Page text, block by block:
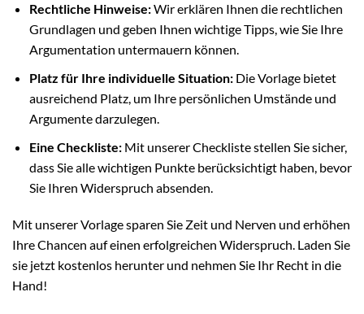
Rechtliche Hinweise:Wir erklären Ihnen die rechtlichen
Grundlagen und geben Ihnen wichtige Tipps, wie Sie Ihre
Argumentation untermauern können.
Platz für Ihre individuelle Situation:Die Vorlage bietet
ausreichend Platz, um Ihre persönlichen Umstände und
Argumente darzulegen.
Eine Checkliste:Mit unserer Checkliste stellen Sie sicher,
dass Sie alle wichtigen Punkte berücksichtigt haben, bevor
Sie Ihren Widerspruch absenden.
Mit unserer Vorlage sparen Sie Zeit und Nerven und erhöhen
Ihre Chancen auf einen erfolgreichen Widerspruch. Laden Sie
sie jetzt kostenlos herunter und nehmen Sie Ihr Recht in die
Hand!